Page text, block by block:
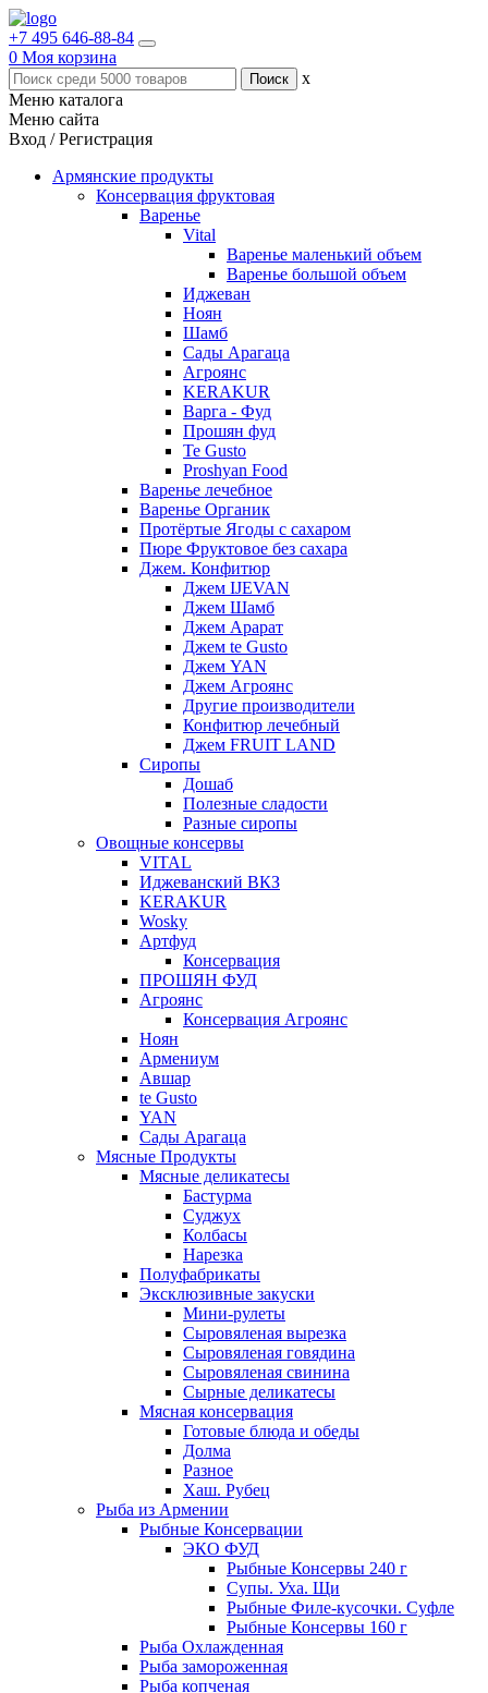
+7 495 646-88-84
0 Моя корзина
x
Меню каталога
Меню сайта
Вход / Регистрация
Армянские продукты
Консервация фруктовая
Варенье
Vital
Варенье маленький объем
Варенье большой объем
Иджеван
Ноян
Шамб
Сады Арагаца
Агроянс
KERAKUR
Варга - Фуд
Прошян фуд
Te Gusto
Proshyan Food
Варенье лечебное
Варенье Органик
Протёртые Ягоды с сахаром
Пюре Фруктовое без сахара
Джем. Конфитюр
Джем IJEVAN
Джем Шамб
Джем Арарат
Джем te Gusto
Джем YAN
Джем Агроянс
Другие производители
Конфитюр лечебный
Джем FRUIT LAND
Сиропы
Дошаб
Полезные сладости
Разные сиропы
Овощные консервы
VITAL
Иджеванский ВКЗ
KERAKUR
Wosky
Артфуд
Консервация
ПРОШЯН ФУД
Агроянс
Консервация Агроянс
Ноян
Армениум
Авшар
te Gusto
YAN
Сады Арагаца
Мясные Продукты
Мясные деликатесы
Бастурма
Суджух
Колбасы
Нарезка
Полуфабрикаты
Эксклюзивные закуски
Мини-рулеты
Сыровяленая вырезка
Сыровяленая говядина
Сыровяленая свинина
Сырные деликатесы
Мясная консервация
Готовые блюда и обеды
Долма
Разное
Хаш. Рубец
Рыба из Армении
Рыбные Консервации
ЭКО ФУД
Рыбные Консервы 240 г
Супы. Уха. Щи
Рыбные Филе-кусочки. Суфле
Рыбные Консервы 160 г
Рыба Охлажденная
Рыба замороженная
Рыба копченая